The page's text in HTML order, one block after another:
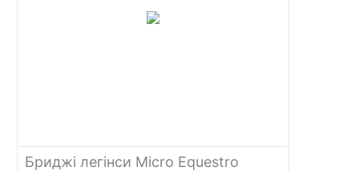
Бриджі легінси Micro Equestro